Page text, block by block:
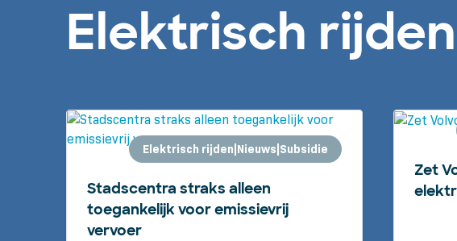
Elektrisch
Elektrisch rijden|Nieuws|Subsidie
Stadscentra straks alleen
toegankelijk voor emissievrij
vervoer
Zet